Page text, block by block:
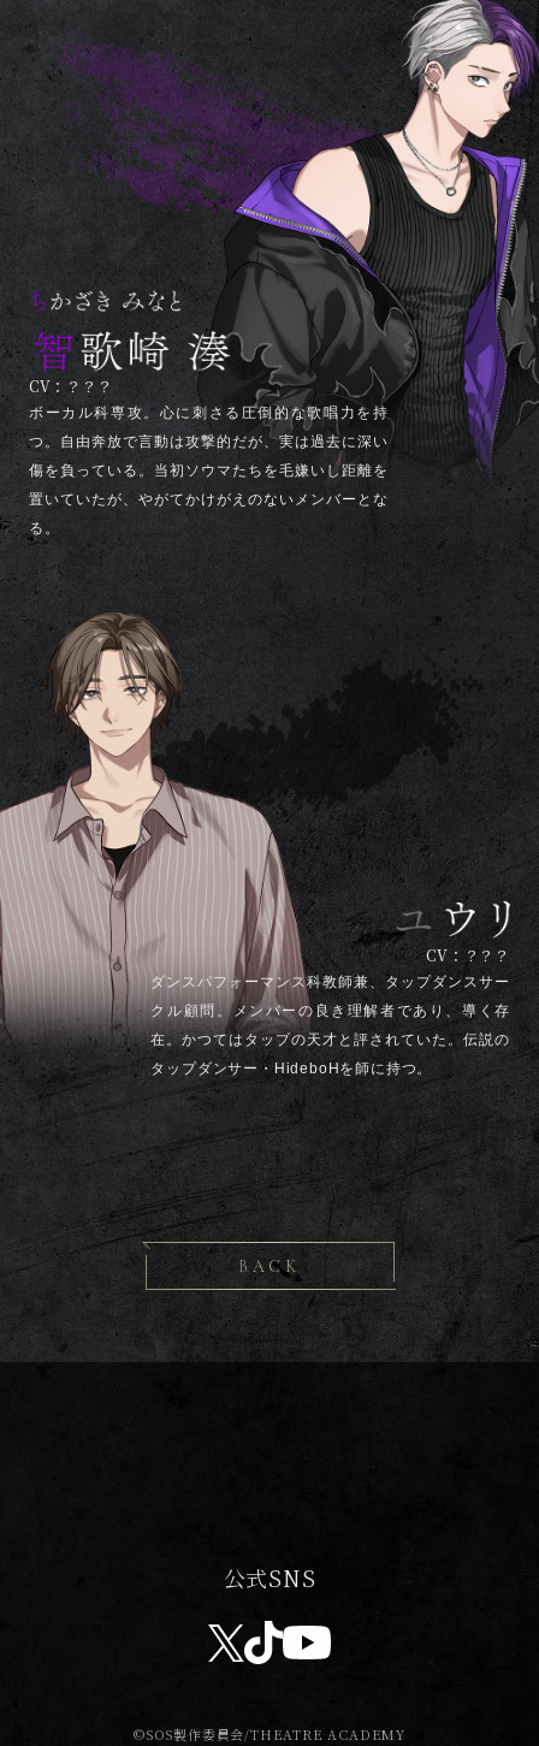
CV：？？？
ボーカル科専攻。心に刺さる圧倒的な歌唱力を持
つ。自由奔放で言動は攻撃的だが、実は過去に深い
傷を負っている。当初ソウマたちを毛嫌いし距離を
置いていたが、やがてかけがえのないメンバーとな
る。
CV：？？？
ダンスパフォーマンス科教師兼、タップダンスサー
クル顧問。メンバーの良き理解者であり、導く存
在。かつてはタップの天才と評されていた。伝説の
タップダンサー・HideboHを師に持つ。
BACK
公式SNS
©SOS製作委員会/THEATRE ACADEMY